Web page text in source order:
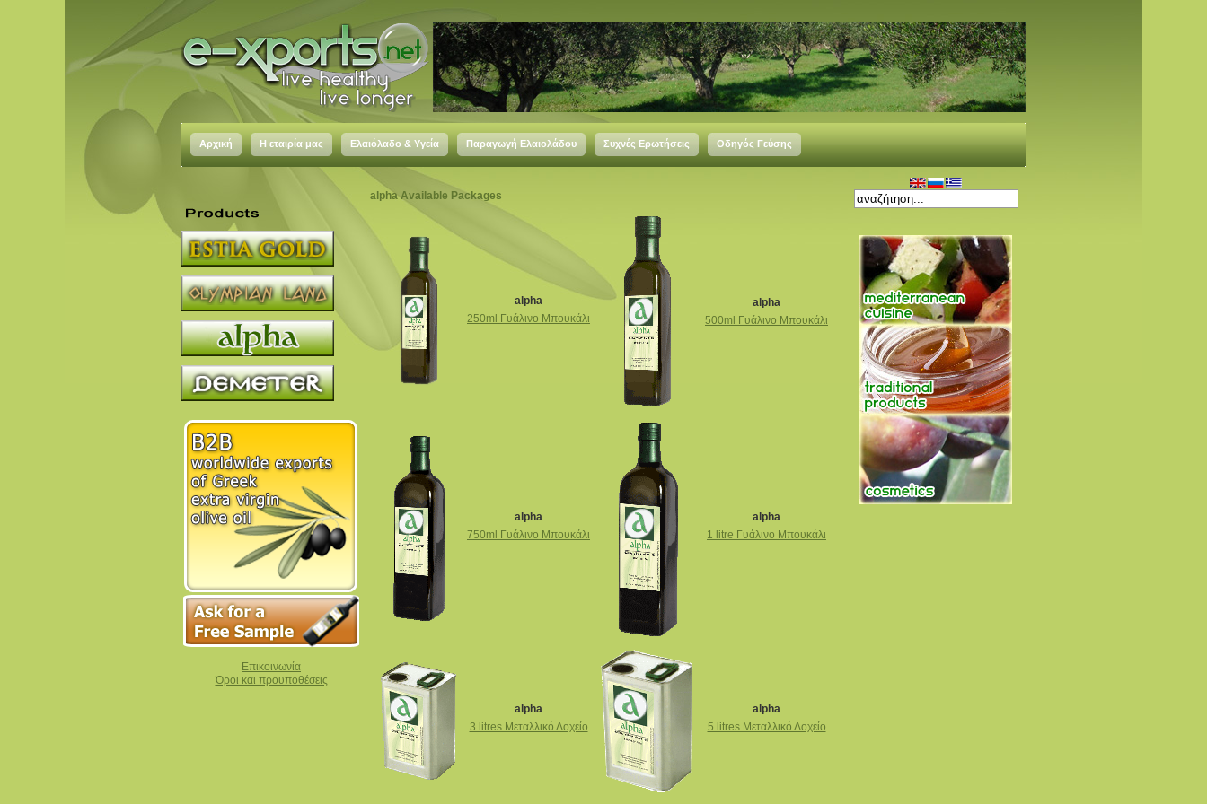
Αρχική Η εταιρία μας Ελαιόλαδο & Υγεία Παραγωγή Ελαιολάδου Συχνές Ερωτήσεις Οδηγός Γεύσης
Επικοινωνία
Όροι και προυποθέσεις
alpha Available Packages
alpha
250ml Γυάλινο Μπουκάλι
alpha
500ml Γυάλινο Μπουκάλι
alpha
750ml Γυάλινο Μπουκάλι
alpha
1 litre Γυάλινο Μπουκάλι
alpha
3 litres Μεταλλικό Δοχείο
alpha
5 litres Μεταλλικό Δοχείο